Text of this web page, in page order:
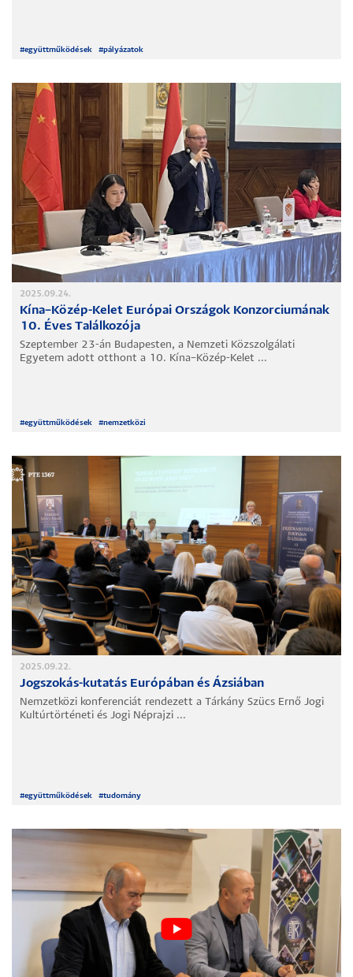
#együttműködések #pályázatok
2025.09.24.
Kína–Közép-Kelet Európai Országok Konzorciumának
10. Éves Találkozója
Szeptember 23-án Budapesten, a Nemzeti Közszolgálati
Egyetem adott otthont a 10. Kína–Közép-Kelet ...
#együttműködések #nemzetközi
2025.09.22.
Jogszokás-kutatás Európában és Ázsiában
Nemzetközi konferenciát rendezett a Tárkány Szücs Ernő Jogi
Kultúrtörténeti és Jogi Néprajzi ...
#együttműködések #tudomány